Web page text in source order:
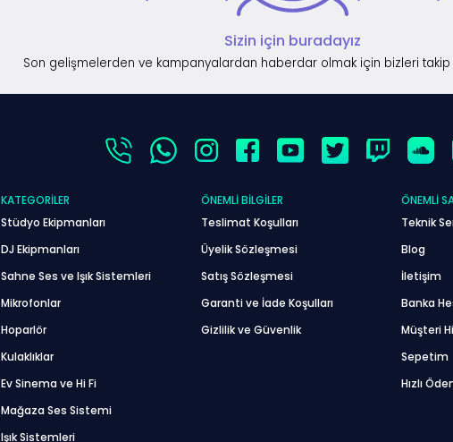
Sizin için buradayız
Son gelişmelerden ve kampanyalardan haberdar olmak için bizleri takip
KATEGORILER
Stüdyo Ekipmanları
DJ Ekipmanları
Sahne Ses ve Işık Sistemleri
Mikrofonlar
Hoparlör
Kulaklıklar
Ev Sinema ve Hi Fi
Mağaza Ses Sistemi
Işık Sistemleri
ÖNEMLI BILGILER
Teslimat Koşulları
Üyelik Sözleşmesi
Satış Sözleşmesi
Garanti ve İade Koşulları
Gizlilik ve Güvenlik
ÖNEMLI
Teknik
Blog
İletişim
Banka
Müşteri
Sepetim
Hızlı